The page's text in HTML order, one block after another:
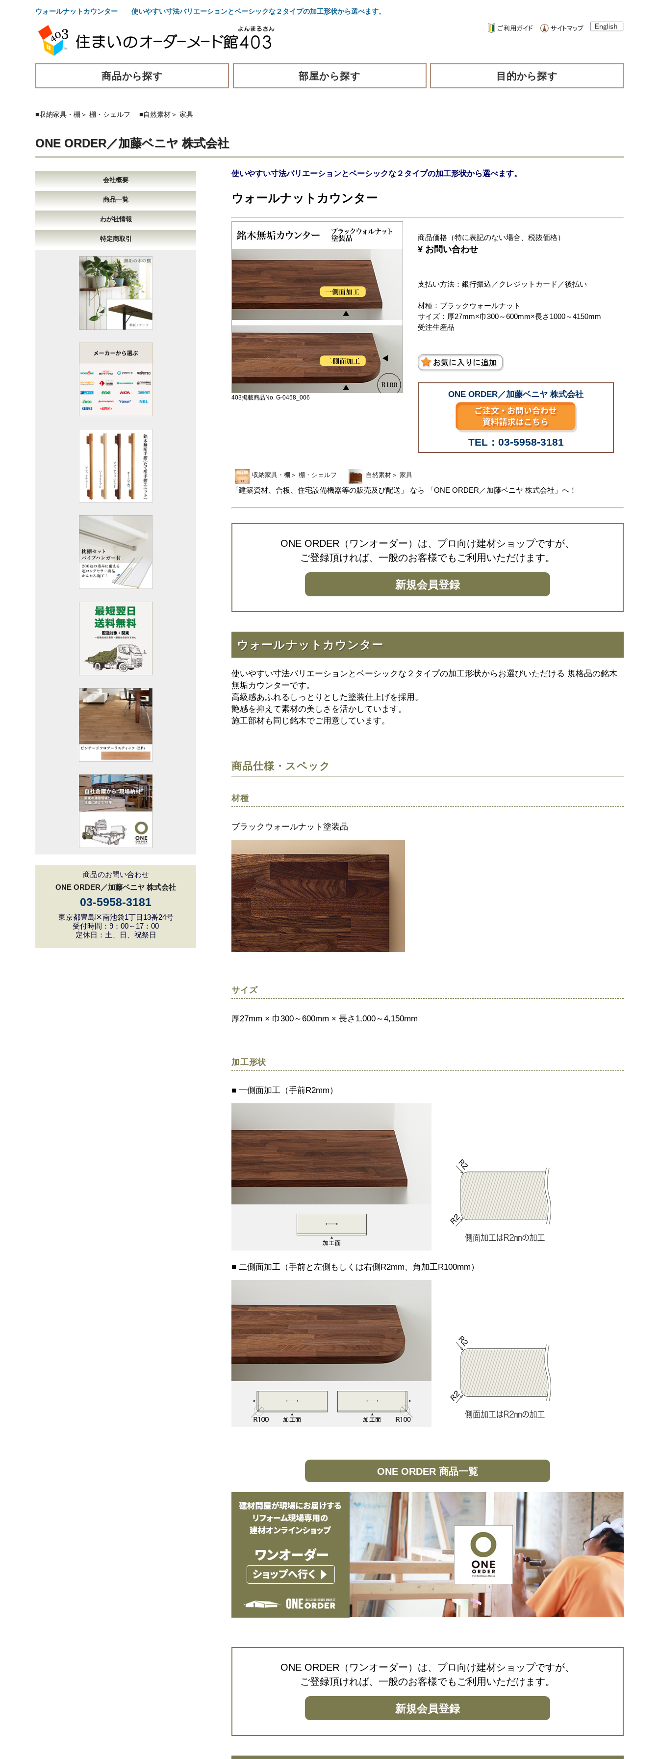
ウォールナットカウンター 使いやすい寸法バリエーションとベーシックな２タイプの加工形状から選べます。
商品から探す 部屋から探す 目的から探す
■収納家具・棚 ＞ 棚・シェルフ ■自然素材＞ 家具
ONE ORDER／加藤ベニヤ 株式会社
会社概要
商品一覧
わが社情報
特定商取引
商品のお問い合わせ
ONE ORDER／加藤ベニヤ 株式会社
03-5958-3181
東京都豊島区南池袋1丁目13番24号
受付時間：9：00～17：00
定休日：土、日、祝祭日
使いやすい寸法バリエーションとベーシックな２タイプの加工形状から選べます。
ウォールナットカウンター
403掲載商品No. G-0458_006
商品価格（特に表記のない場合、税抜価格）
¥ お問い合わせ
支払い方法：銀行振込／クレジットカード／後払い
材種：ブラックウォールナット
サイズ：厚27mm×巾300～600mm×長さ1000～4150mm
受注生産品
ONE ORDER／加藤ベニヤ 株式会社
TEL：03-5958-3181
収納家具・棚 ＞ 棚・シェルフ 自然素材 ＞ 家具
「建築資材、合板、住宅設備機器等の販売及び配送」 なら 「ONE ORDER／加藤ベニヤ 株式会社」へ！
ONE ORDER（ワンオーダー）は、プロ向け建材ショップですが、
ご登録頂ければ、一般のお客様でもご利用いただけます。
新規会員登録
ウォールナットカウンター
使いやすい寸法バリエーションとベーシックな２タイプの加工形状からお選びいただける 規格品の銘木
無垢カウンターです。
高級感あふれるしっとりとした塗装仕上げを採用。
艶感を抑えて素材の美しさを活かしています。
施工部材も同じ銘木でご用意しています。
商品仕様・スペック
材種
ブラックウォールナット塗装品
サイズ
厚27mm × 巾300～600mm × 長さ1,000～4,150mm
加工形状
■ 一側面加工（手前R2mm）
■ 二側面加工（手前と左側もしくは右側R2mm、角加工R100mm）
ONE ORDER 商品一覧
ONE ORDER（ワンオーダー）は、プロ向け建材ショップですが、
ご登録頂ければ、一般のお客様でもご利用いただけます。
新規会員登録